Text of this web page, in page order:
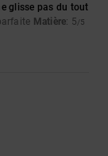
glisse pas du tout
Matière: 5/5